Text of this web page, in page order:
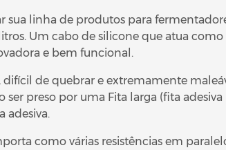
linha de produtos para
Um cabo de silicone que atua
e bem funcional.
de quebrar e extremamente
ser preso por uma Fita larga (fita
adesiva.
como várias resistências em